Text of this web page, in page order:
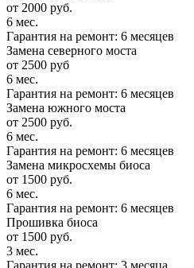
от 2000 руб.
6 мес.
Гарантия на ремонт: 6 месяцев
Замена северного моста
от 2500 руб
6 мес.
Гарантия на ремонт: 6 месяцев
Замена южного моста
от 2500 руб.
6 мес.
Гарантия на ремонт: 6 месяцев
Замена микросхемы биоса
от 1500 руб.
6 мес.
Гарантия на ремонт: 6 месяцев
Прошивка биоса
от 1500 руб.
3 мес.